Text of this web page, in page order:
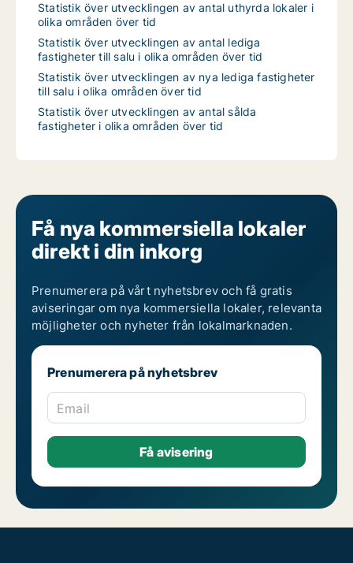
Statistik över utvecklingen av antal uthyrda lokaler i
olika områden över tid
Statistik över utvecklingen av antal lediga
fastigheter till salu i olika områden över tid
Statistik över utvecklingen av nya lediga fastigheter
till salu i olika områden över tid
Statistik över utvecklingen av antal sålda
fastigheter i olika områden över tid
Få nya kommersiella lokaler
direkt i din inkorg
Prenumerera på vårt nyhetsbrev och få gratis
aviseringar om nya kommersiella lokaler, relevanta
möjligheter och nyheter från lokalmarknaden.
Prenumerera på nyhetsbrev
Email